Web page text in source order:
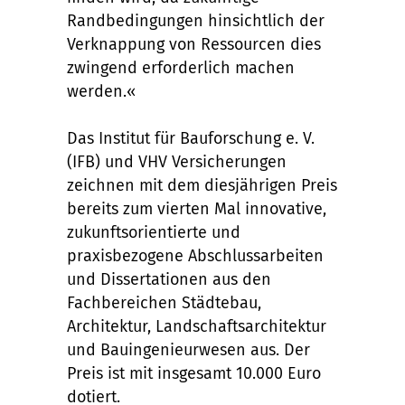
Randbedingungen hinsichtlich der
Verknappung von Ressourcen dies
zwingend erforderlich machen
werden.«
Das Institut für Bauforschung e. V.
(IFB) und VHV Versicherungen
zeichnen mit dem diesjährigen Preis
bereits zum vierten Mal innovative,
zukunftsorientierte und
praxisbezogene Abschlussarbeiten
und Dissertationen aus den
Fachbereichen Städtebau,
Architektur, Landschaftsarchitektur
und Bauingenieurwesen aus. Der
Preis ist mit insgesamt 10.000 Euro
dotiert.